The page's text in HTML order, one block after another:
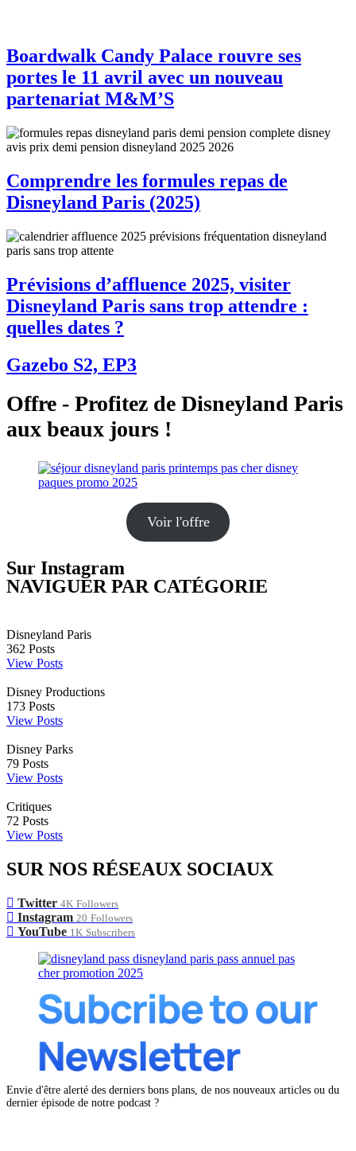
Boardwalk Candy Palace rouvre ses
portes le 11 avril avec un nouveau
partenariat M&M’S
Comprendre les formules repas de
Disneyland Paris (2025)
Prévisions d’affluence 2025, visiter
Disneyland Paris sans trop attendre :
quelles dates ?
Gazebo S2, EP3
Offre - Profitez de Disneyland Paris
aux beaux jours !
Voir l'offre
Sur Instagram
NAVIGUER PAR CATÉGORIE
Disneyland Paris
362 Posts
View Posts
Disney Productions
173 Posts
View Posts
Disney Parks
79 Posts
View Posts
Critiques
72 Posts
View Posts
SUR NOS RÉSEAUX SOCIAUX
Twitter 4K Followers
Instagram 20 Followers
YouTube 1K Subscribers
Envie d'être alerté des derniers bons plans, de nos nouveaux articles ou du
dernier épisode de notre podcast ?